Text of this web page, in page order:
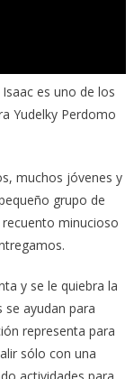
es uno de los
Yudelky Perdomo
muchos jóvenes y
grupo de
minucioso
y se le quiebra la
ayudan para
representa para
sólo con una